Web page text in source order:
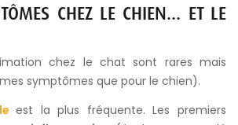
CHEZ LE CHIEN… ET LE
chez le chat sont rares mais
symptômes que pour le chien).
est la plus fréquente. Les premiers